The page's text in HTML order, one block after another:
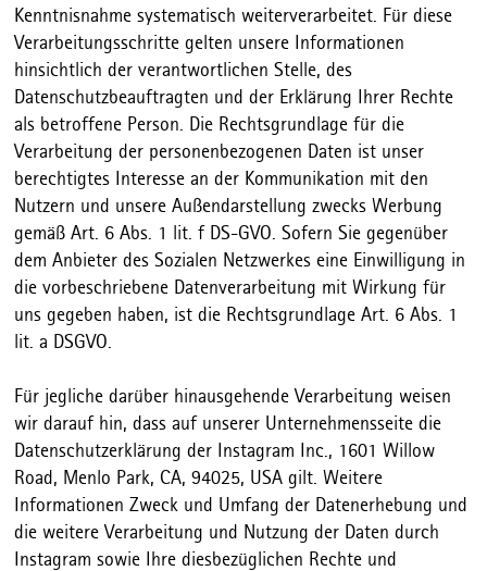
Kenntnisnahme systematisch weiterverarbeitet. Für diese
Verarbeitungsschritte gelten unsere Informationen
hinsichtlich der verantwortlichen Stelle, des
Datenschutzbeauftragten und der Erklärung Ihrer Rechte
als betroffene Person. Die Rechtsgrundlage für die
Verarbeitung der personenbezogenen Daten ist unser
berechtigtes Interesse an der Kommunikation mit den
Nutzern und unsere Außendarstellung zwecks Werbung
gemäß Art. 6 Abs. 1 lit. f DS-GVO. Sofern Sie gegenüber
dem Anbieter des Sozialen Netzwerkes eine Einwilligung in
die vorbeschriebene Datenverarbeitung mit Wirkung für
uns gegeben haben, ist die Rechtsgrundlage Art. 6 Abs. 1
lit. a DSGVO.
Für jegliche darüber hinausgehende Verarbeitung weisen
wir darauf hin, dass auf unserer Unternehmensseite die
Datenschutzerklärung der Instagram Inc., 1601 Willow
Road, Menlo Park, CA, 94025, USA gilt. Weitere
Informationen Zweck und Umfang der Datenerhebung und
die weitere Verarbeitung und Nutzung der Daten durch
Instagram sowie Ihre diesbezüglichen Rechte und